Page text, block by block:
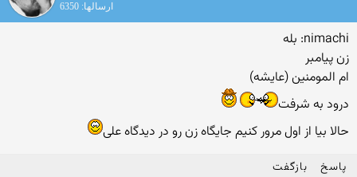
ارسالها: 6350
nimachi: بله
زن پيامبر
ام المومنين (عايشه)
درود به شرفت
حالا بیا از اول مرور کنیم جایگاه زن رو در دیدگاه علی
پاسخ بازگفت